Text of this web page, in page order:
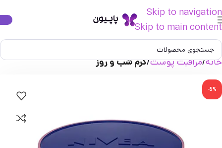
Skip to navigation
Skip to main content
خانه مراقبت پوست کرم شب و روز
-5%